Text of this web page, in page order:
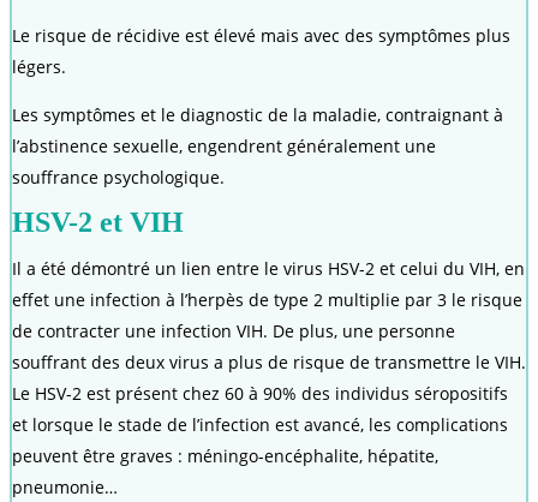
Le risque de récidive est élevé mais avec des symptômes plus
légers.
Les symptômes et le diagnostic de la maladie, contraignant à
l’abstinence sexuelle, engendrent généralement une
souffrance psychologique.
HSV-2 et VIH
Il a été démontré un lien entre le virus HSV-2 et celui du VIH, en
effet une infection à l’herpès de type 2 multiplie par 3 le risque
de contracter une infection VIH. De plus, une personne
souffrant des deux virus a plus de risque de transmettre le VIH.
Le HSV-2 est présent chez 60 à 90% des individus séropositifs
et lorsque le stade de l’infection est avancé, les complications
peuvent être graves : méningo-encéphalite, hépatite,
pneumonie…